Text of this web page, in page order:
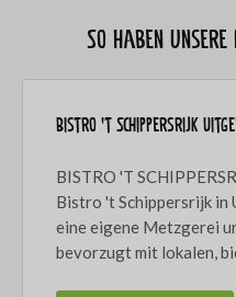
So haben
Bistro 't Schippersrijk
BISTRO 'T
Bistro 't Schippersrijk in
eine eigene Metzgerei
bevorzugt mit lokalen,